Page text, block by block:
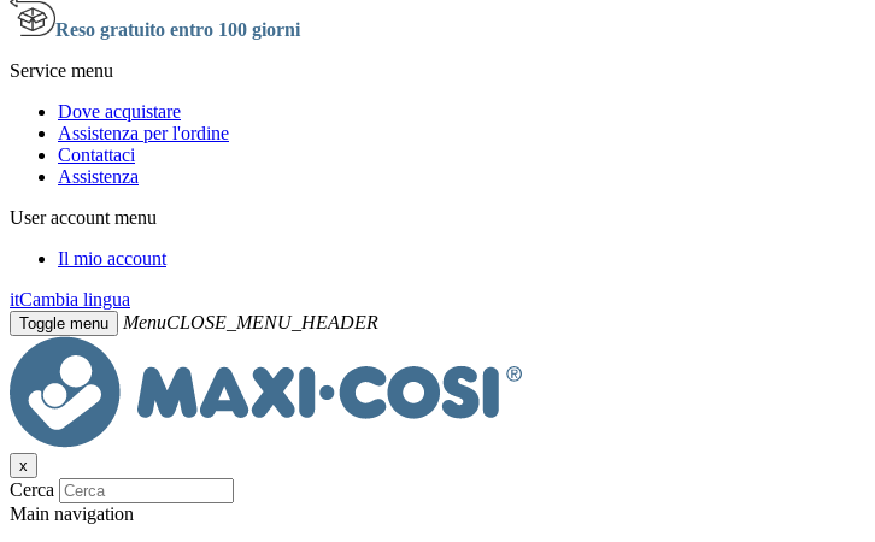
Reso gratuito entro 100 giorni
Service menu
Dove acquistare
Assistenza per l'ordine
Contattaci
Assistenza
User account menu
Il mio account
itCambia lingua
Toggle menu MenuCLOSE_MENU_HEADER
x
Cerca
Main navigation